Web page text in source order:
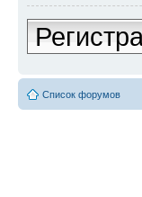
Список форумов